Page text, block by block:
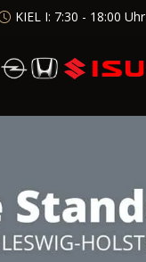
KIEL I: 7:30 - 18:00 Uhr